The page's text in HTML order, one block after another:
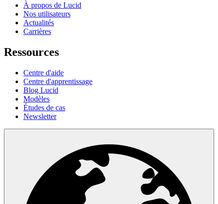
À propos de Lucid
Nos utilisateurs
Actualités
Carrières
Ressources
Centre d'aide
Centre d'apprentissage
Blog Lucid
Modèles
Études de cas
Newsletter